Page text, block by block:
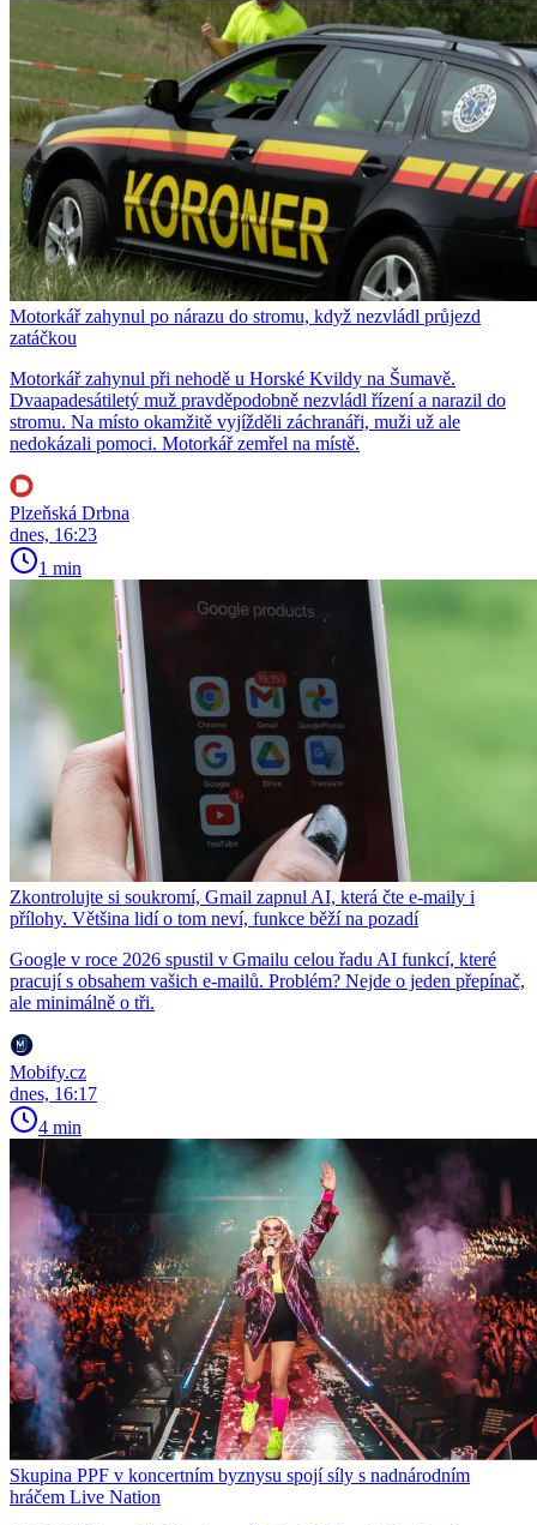
Motorkář zahynul po nárazu do stromu, když nezvládl průjezd
zatáčkou
Motorkář zahynul při nehodě u Horské Kvildy na Šumavě.
Dvaapadesátiletý muž pravděpodobně nezvládl řízení a narazil do
stromu. Na místo okamžitě vyjížděli záchranáři, muži už ale
nedokázali pomoci. Motorkář zemřel na místě.
Plzeňská Drbna
dnes, 16:23
1 min
Zkontrolujte si soukromí, Gmail zapnul AI, která čte e-maily i
přílohy. Většina lidí o tom neví, funkce běží na pozadí
Google v roce 2026 spustil v Gmailu celou řadu AI funkcí, které
pracují s obsahem vašich e-mailů. Problém? Nejde o jeden přepínač,
ale minimálně o tři.
Mobify.cz
dnes, 16:17
4 min
Skupina PPF v koncertním byznysu spojí síly s nadnárodním
hráčem Live Nation